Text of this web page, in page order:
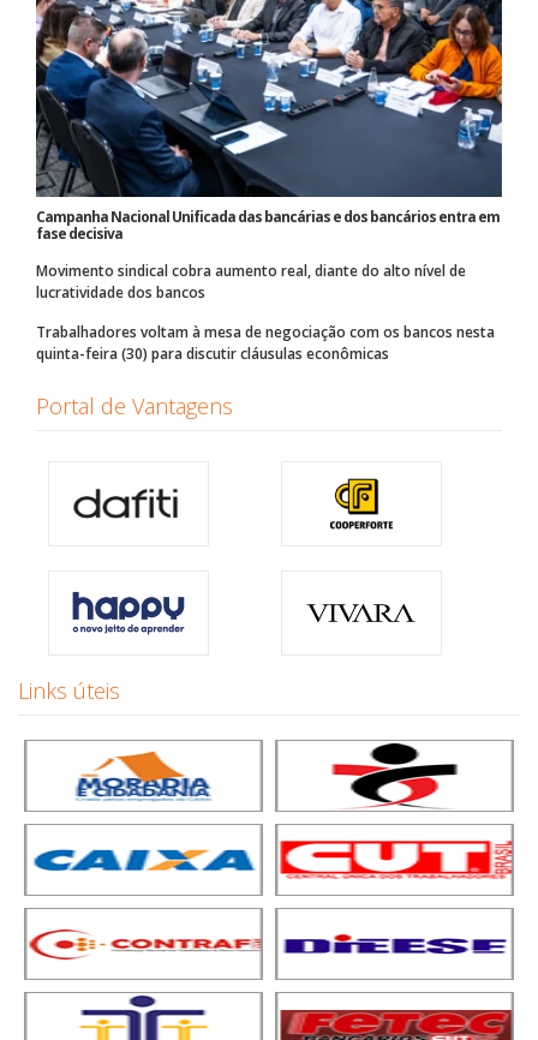
Campanha Nacional Unificada das bancárias e dos bancários entra em
fase decisiva
Movimento sindical cobra aumento real, diante do alto nível de
lucratividade dos bancos
Trabalhadores voltam à mesa de negociação com os bancos nesta
quinta-feira (30) para discutir cláusulas econômicas
Portal de Vantagens
Links úteis